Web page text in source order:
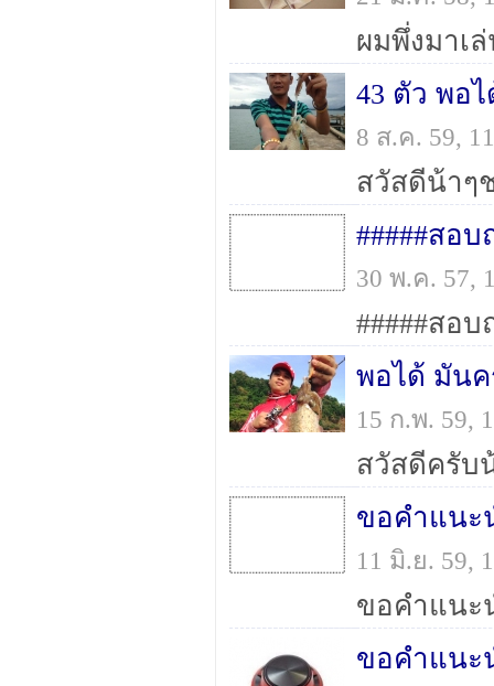
8 ส.ค. 59,
30 พ.ค. 57,
พอได้ มัน
15 ก.พ. 59,
ขอคำแนะ
11 มิ.ย. 59,
ขอคำแน